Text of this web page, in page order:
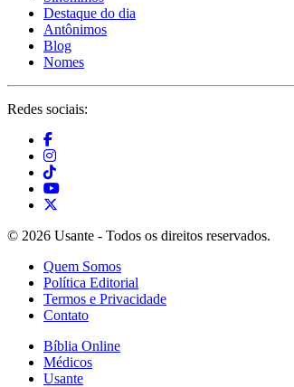
Destaque do dia
Antônimos
Blog
Nomes
Redes sociais:
© 2026 Usante - Todos os direitos reservados.
Quem Somos
Política Editorial
Termos e Privacidade
Contato
Bíblia Online
Médicos
Usante